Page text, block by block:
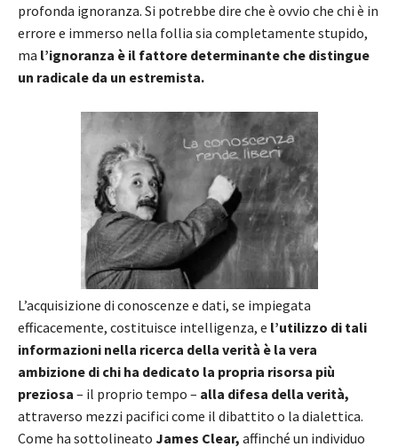
profonda ignoranza. Si potrebbe dire che è ovvio che chi è in
errore e immerso nella follia sia completamente stupido,
ma l’ignoranza è il fattore determinante che distingue
un radicale da un estremista.
L’acquisizione di conoscenze e dati, se impiegata
efficacemente, costituisce intelligenza, e l’utilizzo di tali
informazioni nella ricerca della verità è la vera
ambizione di chi ha dedicato la propria risorsa più
preziosa – il proprio tempo – alla difesa della verità,
attraverso mezzi pacifici come il dibattito o la dialettica.
Come ha sottolineato James Clear, affinché un individuo